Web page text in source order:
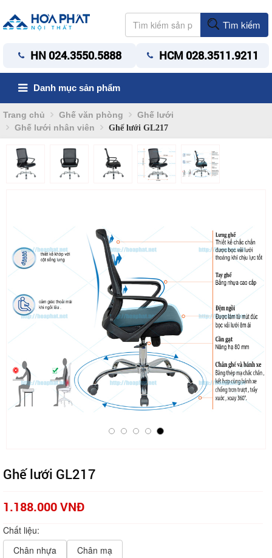
Tìm kiếm
HN 024.3550.5888 HCM 028.3511.9211
Danh mục sản phẩm
Trang chủ Ghế văn phòng
Ghế lưới
Ghế lưới nhân viên
Ghế lưới GL217
Ghế lưới GL217
1.188.000 VNĐ
Chất liệu:
Chân nhựa
Chân mạ